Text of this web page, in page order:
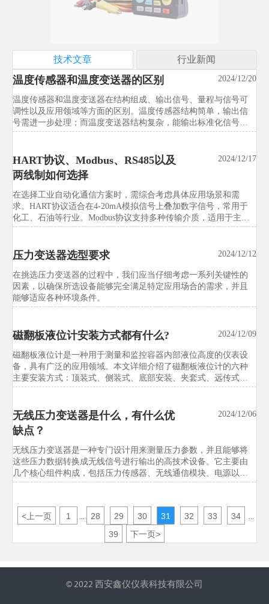
技术文章 行业新闻
温度传感器和温度变送器的区别 2024/12/20
温度传感器和温度变送器在结构组成、输出信号、量程与信号可
调性以及应用领域等方面的区别。温度传感器结构简单，输出信
号需进一步处理；而温度变送器结构复杂，能输出标准化信号，
量程可调，更适合工业应用。文章还介绍了两者的安装和使用方
HART协议、Modbus、RS485以及
两线制如何选择
2024/12/17
在选择工业自动化通信方案时，需综合考虑具体应用场景和需
求。HART协议适合在4-20mA模拟信号上叠加数字信号，常用于
化工、石油等行业。Modbus协议支持多种传输介质，适用于主从
设备架构。RS485支持长距离传输和强大抗干扰能力，而两线制接
统。
压力变送器选型要求 2024/12/12
在挑选压力变送器的过程中，我们应当仔细考虑一系列关键性的
因素，以确保所选设备能够完全满足特定应用场合的需求，并且
能够适应各种环境条件。
磁翻板液位计安装方式都有什么? 2024/12/09
磁翻板液位计是一种用于测量和监控容器内部液位高度的仪表设
备，具有广泛的应用领域。本文详细介绍了磁翻板液位计的六种
主要安装方式：顶装式、侧装式、底部安装、夹套式、远传式和
管道式，帮助用户根据实际需求选择合适的安装方式，确保液位
无线压力变送器是什么，有什么优
缺点？
2024/12/06
无线压力变送器是一种专门设计用来测量压力参数，并且能够将
这些压力数据转换成无线信号进行输出的高技术设备。它主要由
几个核心组件构成，包括压力传感器、无线通信模块、电源以及
信号处理电路。这些组件协同工作，确保了设备能够准确地捕捉
<上一页 1 28 29 30 31 32 33 34
39 下一页>
汉诺威工博会新增智能试验装备展
区，中国展团预订率达92%
2026/07/21
汉诺威工博会新增智能试验装备展区，中国展团预订率达92%，释
放试验设备国际化升级信号。本文解析独立展区对出口、采购、
洋山港试行试验设备出口绿色通道
试验设备行业关注：洋山港试行试验设备出口绿色通道，通关平
均缩短3.2天，并将ISO 14001、RoHS、碳足迹声明等纳入条件。
快速了解企业合规准备、单证管理与供应链协同关键变化。
东南亚多国启动试验设备能效标签
强制计划
2026/07/21
试验设备行业迎来新变局：东南亚多国启动试验设备能效标签强
制计划，印尼、越南、泰国将对恒温恒湿试验箱等实施MEPS管
美国FDA修订实验室设备进口合规
指引
2026/07/21
美国FDA修订实验室设备进口合规指引，非医疗器械类试验设备
本文详解新规影响、执行时间与对美出口应对重点，帮助企业提
前合规布局。
欧盟CE新规生效：试验设备EMC测
试标准升级至EN IEC 61326-1:2026
2026/07/21
欧盟CE新规生效，试验设备EMC测试标准正式升级至EN IEC
与交付风险。
© 2022 西安鑫仪仪表科技有限公司